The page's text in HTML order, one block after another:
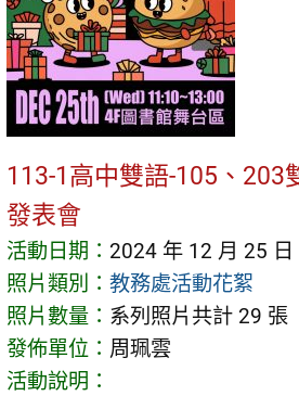
113-1高中雙語-105、203
發表會
活動日期： 2024 年 12 月 25 日
照片類別： 教務處活動花絮
照片數量： 系列照片共計 29 張
發佈單位： 周珮雲
活動說明：